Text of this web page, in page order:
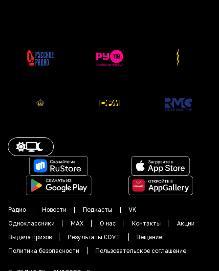
Радио Новости Подкасты
VK
Одноклассники
MAX О нас Контакты
Акции
Выдача призов
Результаты СОУТ
Вещание
Политика безопасности
Пользовательское соглашение